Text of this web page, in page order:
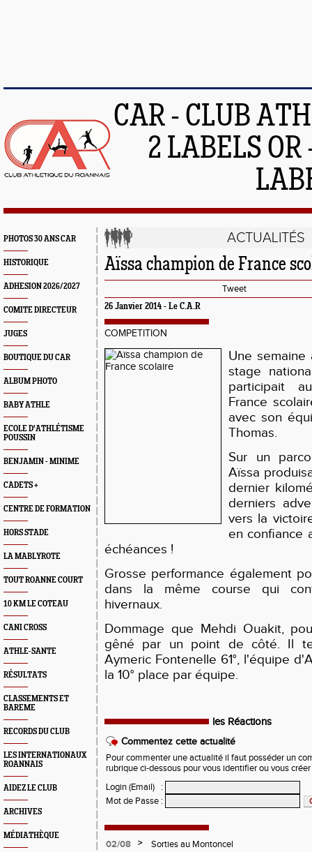
CAR - CLUB
2 LABELS
PHOTOS 30 ANS CAR
HISTORIQUE
ADHESION 2026/2027
COMITE DIRECTEUR
JUGES
BOUTIQUE DU CAR
ALBUM PHOTO
BABY ATHLE
ECOLE D'ATHLÉTISME
POUSSIN
BENJAMIN - MINIME
CADETS +
CENTRE DE FORMATION
HORS STADE
LA MABLYROTE
TOUT ROANNE COURT
10 KM LE COTEAU
CANI CROSS
ATHLE-SANTE
RÉSULTATS
CLASSEMENTS ET
BAREME
RECORDS DU CLUB
LES INTERNATIONAUX
ROANNAIS
AIDEZ LE CLUB
ARCHIVES
MÉDIATHÈQUE
ACTUALITÉS
Aïssa champion de France
Tweet
26 Janvier 2014 - Le C.A.R
COMPETITION
Une
stage
participait
France
avec son
Thomas.
Sur un
Aïssa
dernier
derniers
vers la
en confiance
échéances !
Grosse performance également
dans la même course qui
hivernaux.
Dommage que Mehdi Ouakit,
gêné par un point de côté. Il
Aymeric Fontenelle 61°, l'équipe
la 10° place par équipe.
les Réactions
Commentez cette actualité
Pour commenter une actualité il faut posséder un
rubrique ci-dessous pour vous identifier ou vous
Login (Email)
:
Mot de Passe :
02/08 >
Sorties au Montoncel